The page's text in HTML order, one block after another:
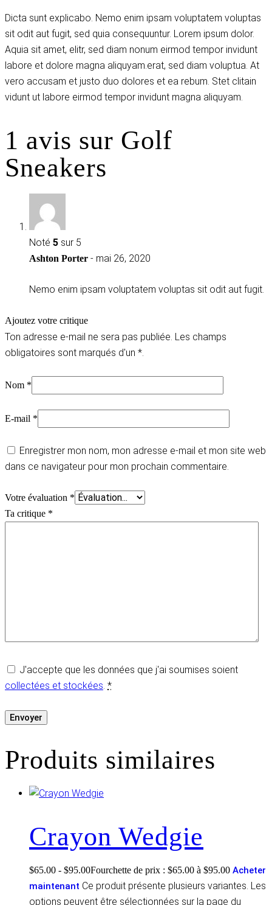
Dicta sunt explicabo. Nemo enim ipsam voluptatem voluptas
sit odit aut fugit, sed quia consequuntur. Lorem ipsum dolor.
Aquia sit amet, elitr, sed diam nonum eirmod tempor invidunt
labore et dolore magna aliquyam.erat, sed diam voluptua. At
vero accusam et justo duo dolores et ea rebum. Stet clitain
vidunt ut labore eirmod tempor invidunt magna aliquyam.
1 avis sur Golf
Sneakers
Noté 5 sur 5
Ashton Porter - mai 26, 2020
Nemo enim ipsam voluptatem voluptas sit odit aut fugit.
Ajoutez votre critique
Ton adresse e-mail ne sera pas publiée. Les champs
obligatoires sont marqués d'un *.
Nom *
E-mail *
Enregistrer mon nom, mon adresse e-mail et mon site web
dans ce navigateur pour mon prochain commentaire.
Votre évaluation *
Ta critique *
J'accepte que les données que j'ai soumises soient
collectées et stockées. *
Produits similaires
Crayon Wedgie
$65.00 - $95.00Fourchette de prix : $65.00 à $95.00 Acheter
maintenant Ce produit présente plusieurs variantes. Les
options peuvent être sélectionnées sur la page du